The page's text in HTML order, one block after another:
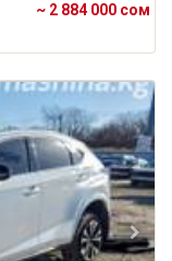
~ 2 884 000 сом